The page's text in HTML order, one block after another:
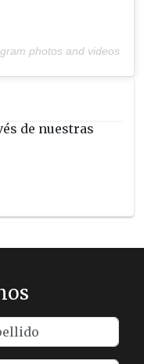
photos and videos
de nuestras